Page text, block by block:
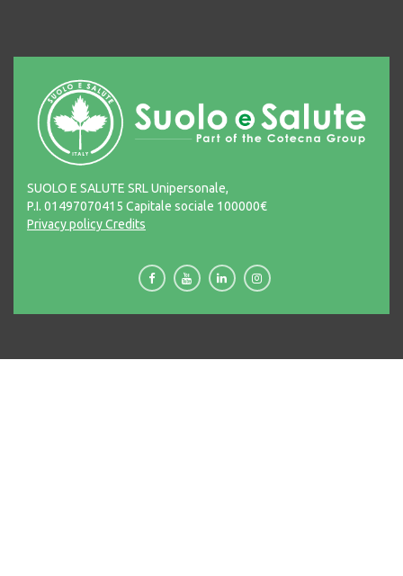
SUOLO E SALUTE SRL Unipersonale,
P.I. 01497070415 Capitale sociale 100000€
Privacy policyCredits